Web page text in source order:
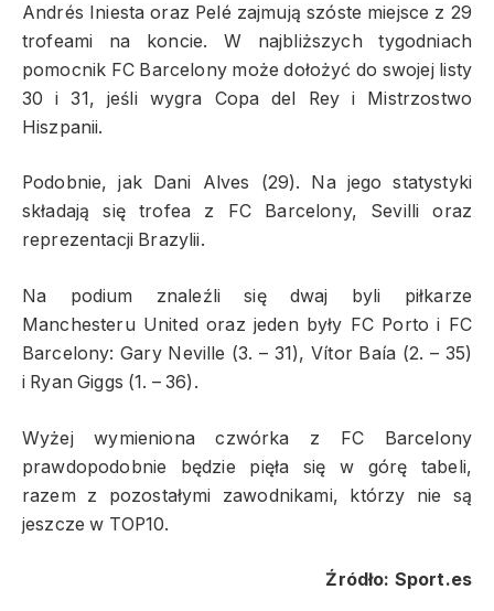
Andrés Iniesta oraz Pelé zajmują szóste miejsce z 29
trofeami na koncie. W najbliższych tygodniach
pomocnik FC Barcelony może dołożyć do swojej listy
30 i 31, jeśli wygra Copa del Rey i Mistrzostwo
Hiszpanii.
Podobnie, jak Dani Alves (29). Na jego statystyki
składają się trofea z FC Barcelony, Sevilli oraz
reprezentacji Brazylii.
Na podium znaleźli się dwaj byli piłkarze
Manchesteru United oraz jeden były FC Porto i FC
Barcelony: Gary Neville (3. – 31), Vítor Baía (2. – 35)
i Ryan Giggs (1. – 36).
Wyżej wymieniona czwórka z FC Barcelony
prawdopodobnie będzie pięła się w górę tabeli,
razem z pozostałymi zawodnikami, którzy nie są
jeszcze w TOP10.
Źródło: Sport.es